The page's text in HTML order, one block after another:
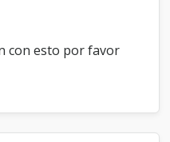
con esto por favor